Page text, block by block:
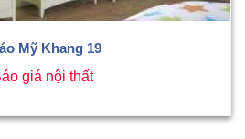
Mỹ Khang 19
giá nội thất